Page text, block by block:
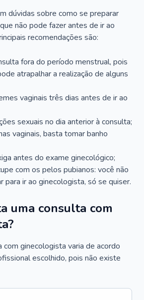
dúvidas sobre como se preparar
não pode fazer antes de ir ao
recomendações são:
fora do período menstrual, pois
atrapalhar a realização de alguns
vaginais três dias antes de ir ao
sexuais no dia anterior à consulta;
vaginais, basta tomar banho
antes do exame ginecológico;
com os pelos pubianos: você não
para ir ao ginecologista, só se quiser.
uma consulta com
com ginecologista varia de acordo
escolhido, pois não existe